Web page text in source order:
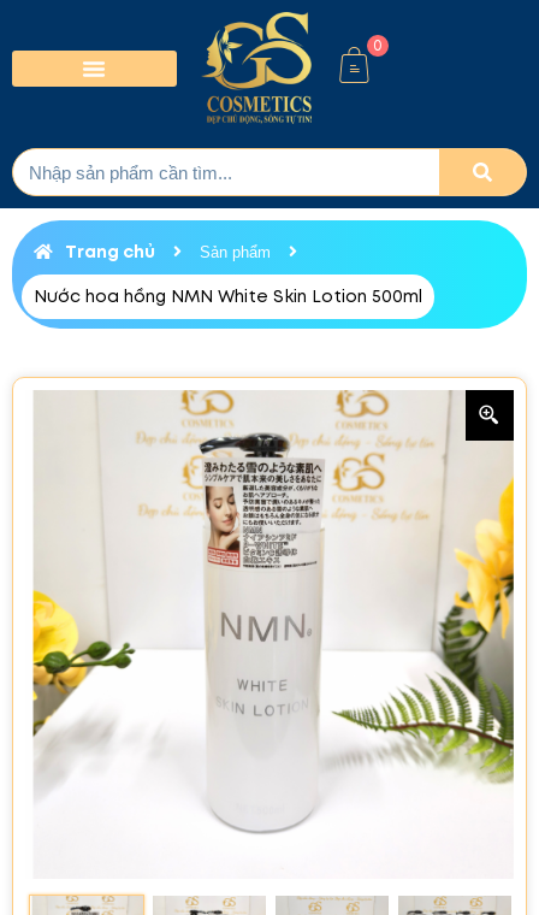
0
Trang chủ Sản phẩm
Nước hoa hồng NMN White Skin Lotion 500ml